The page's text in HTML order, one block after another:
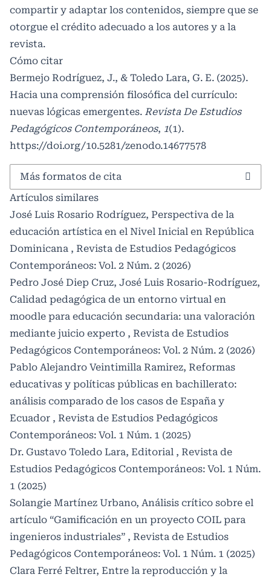
compartir y adaptar los contenidos, siempre que se
otorgue el crédito adecuado a los autores y a la
revista.
Cómo citar
Bermejo Rodríguez, J., & Toledo Lara, G. E. (2025).
Hacia una comprensión filosófica del currículo:
nuevas lógicas emergentes. Revista De Estudios
Pedagógicos Contemporáneos, 1(1).
https://doi.org/10.5281/zenodo.14677578
Más formatos de cita
Artículos similares
José Luis Rosario Rodríguez, Perspectiva de la
educación artística en el Nivel Inicial en República
Dominicana , Revista de Estudios Pedagógicos
Contemporáneos: Vol. 2 Núm. 2 (2026)
Pedro José Diep Cruz, José Luis Rosario-Rodríguez,
Calidad pedagógica de un entorno virtual en
moodle para educación secundaria: una valoración
mediante juicio experto , Revista de Estudios
Pedagógicos Contemporáneos: Vol. 2 Núm. 2 (2026)
Pablo Alejandro Veintimilla Ramirez, Reformas
educativas y políticas públicas en bachillerato:
análisis comparado de los casos de España y
Ecuador , Revista de Estudios Pedagógicos
Contemporáneos: Vol. 1 Núm. 1 (2025)
Dr. Gustavo Toledo Lara, Editorial , Revista de
Estudios Pedagógicos Contemporáneos: Vol. 1 Núm.
1 (2025)
Solangie Martínez Urbano, Análisis crítico sobre el
artículo “Gamificación en un proyecto COIL para
ingenieros industriales” , Revista de Estudios
Pedagógicos Contemporáneos: Vol. 1 Núm. 1 (2025)
Clara Ferré Feltrer, Entre la reproducción y la